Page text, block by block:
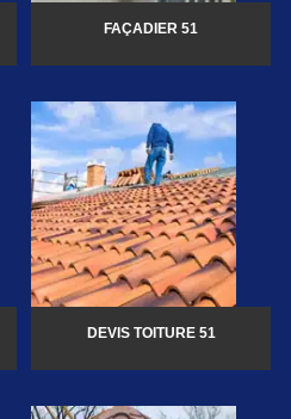
FAÇADIER 51
DEVIS TOITURE 51